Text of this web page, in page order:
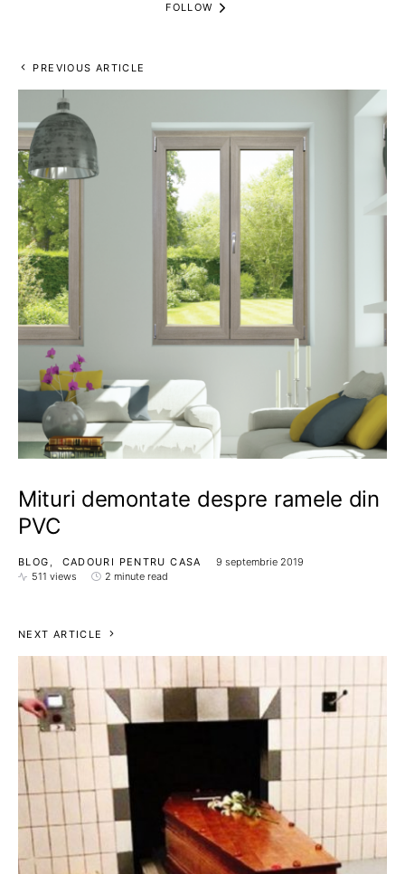
FOLLOW
PREVIOUS ARTICLE
Mituri demontate despre ramele din
PVC
BLOG CADOURI PENTRU CASA
9 septembrie 2019
511 views
2 minute read
NEXT ARTICLE